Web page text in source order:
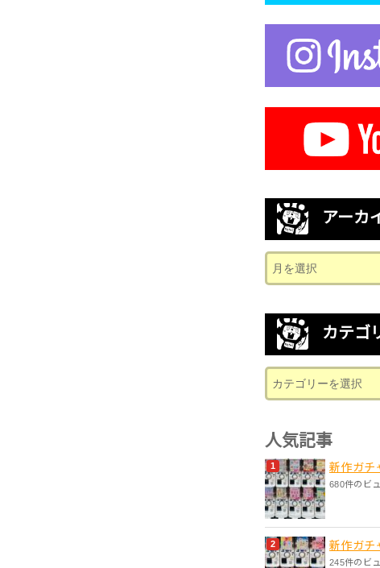
アーカ
カテゴ
人気記事
新作ガチ
680件のビ
新作ガチ
245件のビ